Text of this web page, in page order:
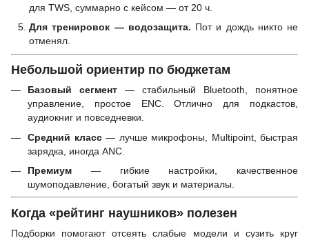
для TWS, суммарно с кейсом — от 20 ч.
Для тренировок — водозащита. Пот и дождь никто не
отменял.
Небольшой ориентир по бюджетам
Базовый сегмент — стабильный Bluetooth, понятное
управление, простое ENC. Отлично для подкастов,
аудиокниг и повседневки.
Средний класс— лучше микрофоны, Multipoint, быстрая
зарядка, иногда ANC.
Премиум — гибкие настройки, качественное
шумоподавление, богатый звук и материалы.
Когда «рейтинг наушников» полезен
Подборки помогают отсеять слабые модели и сузить круг